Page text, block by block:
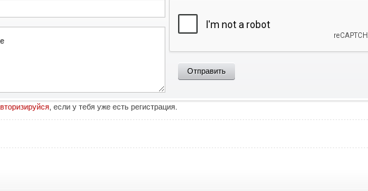
Отправить
, если у тебя уже есть регистрация.